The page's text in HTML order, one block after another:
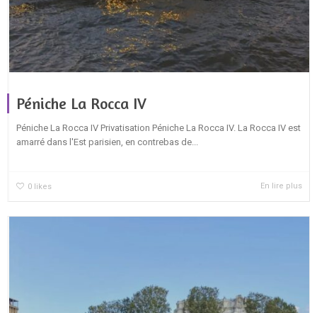
Péniche La Rocca IV
Péniche La Rocca IV Privatisation Péniche La Rocca IV. La Rocca IV est
amarré dans l'Est parisien, en contrebas de...
0 likes En lire plus